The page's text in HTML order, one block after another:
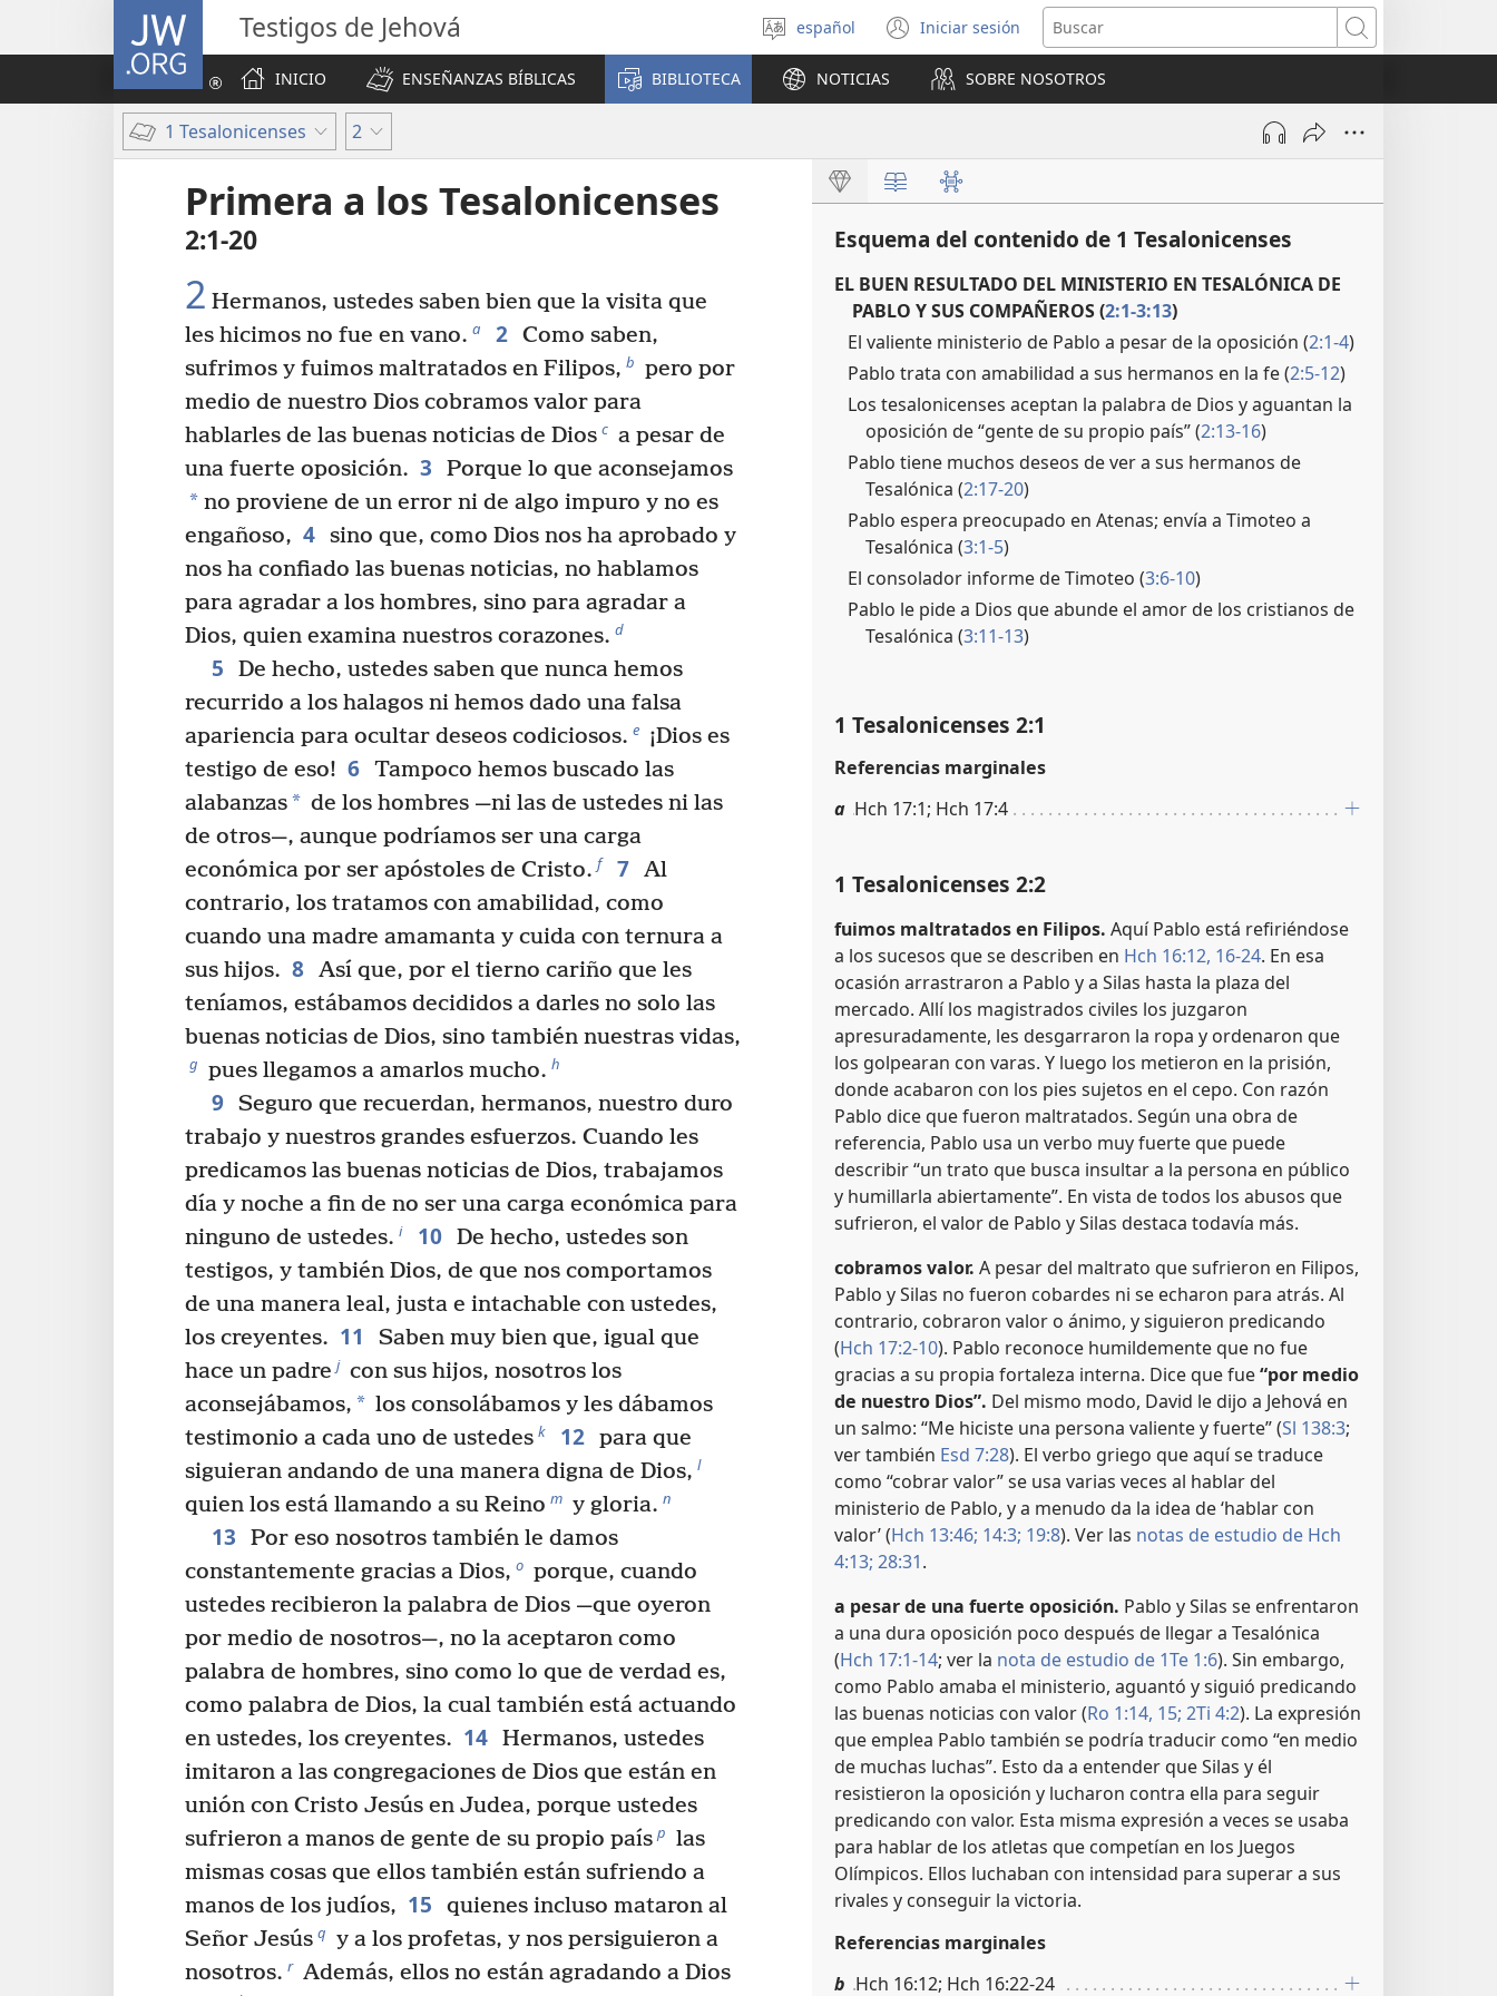
JW.ORG Testigos de Jehová
Seleccionar
idioma
español Iniciar sesión
(abre
una
nueva
ventana)
Buscar
INICIO
ENSEÑANZAS BÍBLICAS BIBLIOTECA NOTICIAS SOBRE NOSOTROS
1 Tesalonicenses 2
Primera a los Tesalonicenses
2:1-20
2 Hermanos, ustedes saben bien que la visita que
les hicimos no fue en vano. a 2 Como saben,
sufrimos y fuimos maltratados en Filipos, b pero por
medio de nuestro Dios cobramos valor para
hablarles de las buenas noticias de Dios c a pesar de
una fuerte oposición. 3 Porque lo que aconsejamos
* no proviene de un error ni de algo impuro y no es
engañoso, 4 sino que, como Dios nos ha aprobado y
nos ha confiado las buenas noticias, no hablamos
para agradar a los hombres, sino para agradar a
Dios, quien examina nuestros corazones. d
5
De hecho, ustedes saben que nunca hemos
recurrido a los halagos ni hemos dado una falsa
apariencia para ocultar deseos codiciosos. e ¡Dios es
testigo de eso! 6 Tampoco hemos buscado las
alabanzas* de los hombres —ni las de ustedes ni las
de otros—, aunque podríamos ser una carga
económica por ser apóstoles de Cristo. f 7 Al
contrario, los tratamos con amabilidad, como
cuando una madre amamanta y cuida con ternura a
sus hijos. 8 Así que, por el tierno cariño que les
teníamos, estábamos decididos a darles no solo las
buenas noticias de Dios, sino también nuestras vidas,
g pues llegamos a amarlos mucho. h
9 Seguro que recuerdan, hermanos, nuestro duro
trabajo y nuestros grandes esfuerzos. Cuando les
predicamos las buenas noticias de Dios, trabajamos
día y noche a fin de no ser una carga económica para
ninguno de ustedes. i 10 De hecho, ustedes son
testigos, y también Dios, de que nos comportamos
de una manera leal, justa e intachable con ustedes,
los creyentes. 11
Saben muy bien que, igual que
hace un padre j con sus hijos, nosotros los
aconsejábamos, * los consolábamos y les dábamos
testimonio a cada uno de ustedes k 12 para que
siguieran andando de una manera digna de Dios, l
quien los está llamando a su Reino m y gloria. n
13
Por eso nosotros también le damos
constantemente gracias a Dios, o porque, cuando
ustedes recibieron la palabra de Dios —que oyeron
por medio de nosotros—, no la aceptaron como
palabra de hombres, sino como lo que de verdad es,
como palabra de Dios, la cual también está actuando
en ustedes, los creyentes. 14 Hermanos, ustedes
imitaron a las congregaciones de Dios que están en
unión con Cristo Jesús en Judea, porque ustedes
sufrieron a manos de gente de su propio país p las
mismas cosas que ellos también están sufriendo a
manos de los judíos, 15
quienes incluso mataron al
Señor Jesús q y a los profetas, y nos persiguieron a
nosotros. r Además, ellos no están agradando a Dios
Esquema del contenido de 1 Tesalonicenses
EL BUEN RESULTADO DEL MINISTERIO EN TESALÓNICA DE
PABLO Y SUS COMPAÑEROS (2:1-3:13)
El valiente ministerio de Pablo a pesar de la oposición (2:1-4)
Pablo trata con amabilidad a sus hermanos en la fe (2:5-12)
Los tesalonicenses aceptan la palabra de Dios y aguantan la
oposición de “gente de su propio país” (2:13-16)
Pablo tiene muchos deseos de ver a sus hermanos de
Tesalónica (2:17-20)
Pablo espera preocupado en Atenas; envía a Timoteo a
Tesalónica (3:1-5)
El consolador informe de Timoteo (3:6-10)
Pablo le pide a Dios que abunde el amor de los cristianos de
Tesalónica (3:11-13)
1 Tesalonicenses 2:1
Referencias marginales
a Hch 17:1; Hch 17:4
1 Tesalonicenses 2:2
fuimos maltratados en Filipos. Aquí Pablo está refiriéndose
a los sucesos que se describen en Hch 16:12, 16-24. En esa
ocasión arrastraron a Pablo y a Silas hasta la plaza del
mercado. Allí los magistrados civiles los juzgaron
apresuradamente, les desgarraron la ropa y ordenaron que
los golpearan con varas. Y luego los metieron en la prisión,
donde acabaron con los pies sujetos en el cepo. Con razón
Pablo dice que fueron maltratados. Según una obra de
referencia, Pablo usa un verbo muy fuerte que puede
describir “un trato que busca insultar a la persona en público
y humillarla abiertamente”. En vista de todos los abusos que
sufrieron, el valor de Pablo y Silas destaca todavía más.
cobramos valor. A pesar del maltrato que sufrieron en Filipos,
Pablo y Silas no fueron cobardes ni se echaron para atrás. Al
contrario, cobraron valor o ánimo, y siguieron predicando
(Hch 17:2-10). Pablo reconoce humildemente que no fue
gracias a su propia fortaleza interna. Dice que fue“por medio
de nuestro Dios”. Del mismo modo, David le dijo a Jehová en
un salmo: “Me hiciste una persona valiente y fuerte” (Sl 138:3;
ver también Esd 7:28). El verbo griego que aquí se traduce
como “cobrar valor” se usa varias veces al hablar del
ministerio de Pablo, y a menudo da la idea de ‘hablar con
valor’ (Hch 13:46; 14:3; 19:8). Ver las notas de estudio de Hch
4:13; 28:31.
a pesar de una fuerte oposición. Pablo y Silas se enfrentaron
a una dura oposición poco después de llegar a Tesalónica
(Hch 17:1-14; ver la nota de estudio de 1Te 1:6). Sin embargo,
como Pablo amaba el ministerio, aguantó y siguió predicando
las buenas noticias con valor (Ro 1:14, 15; 2Ti 4:2). La expresión
que emplea Pablo también se podría traducir como “en medio
de muchas luchas”. Esto da a entender que Silas y él
resistieron la oposición y lucharon contra ella para seguir
predicando con valor. Esta misma expresión a veces se usaba
para hablar de los atletas que competían en los Juegos
Olímpicos. Ellos luchaban con intensidad para superar a sus
rivales y conseguir la victoria.
Referencias marginales
b Hch 16:12; Hch 16:22-24